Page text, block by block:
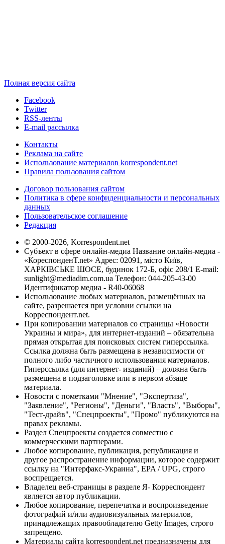
Полная версия сайта
Facebook
Twitter
RSS-ленты
E-mail рассылка
Контакты
Реклама на сайте
Использование материалов korrespondent.net
Правила пользования сайтом
Договор пользования сайтом
Политика в сфере конфиденциальности и персональных
данных
Пользовательское соглашение
Редакция
© 2000-2026, Korrespondent.net
Субъект в сфере онлайн-медиа Название онлайн-медиа -
«КореспонденТ.net» Адрес: 02091, місто Київ,
ХАРКІВСЬКЕ ШОСЕ, будинок 172-Б, офіс 208/1 E-mail:
sunlight@mediadim.com.ua Телефон: 044-205-43-00
Идентификатор медиа - R40-06068
Использование любых материалов, размещённых на
сайте, разрешается при условии ссылки на
Корреспондент.net.
При копировании материалов со страницы «Новости
Украины и мира», для интернет-изданий – обязательна
прямая открытая для поисковых систем гиперссылка.
Ссылка должна быть размещена в независимости от
полного либо частичного использования материалов.
Гиперссылка (для интернет- изданий) – должна быть
размещена в подзаголовке или в первом абзаце
материала.
Новости с пометками "Мнение", "Экспертиза",
"Заявление", "Регионы", "Деньги", "Власть", "Выборы",
"Тест-драйв", "Спецпроекты", "Промо" публикуются на
правах рекламы.
Раздел Спецпроекты создается совместно с
коммерческими партнерами.
Любое копирование, публикация, републикация и
другое распространение информации, которое содержит
ссылку на "Интерфакс-Украина", EPA / UPG, строго
воспрещается.
Владелец веб-страницы в разделе Я- Корреспондент
является автор публикации.
Любое копирование, перепечатка и воспроизведение
фотографий и/или аудиовизуальных материалов,
принадлежащих правообладателю Getty Images, строго
запрещено.
Материалы сайта korrespondent.net предназначены для